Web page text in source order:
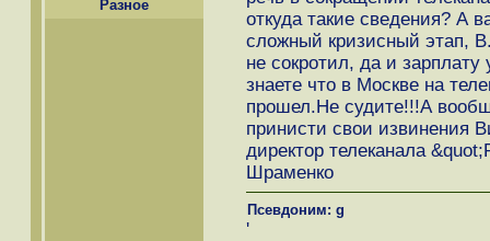
Разное
откуда такие сведения? А
сложный кризисный этап,
не сокротил, да и
знаете что в Москве на
прошел.Не судите!!!А
принисти свои извинения
директор телеканала
Шраменко
Псевдоним: g
'